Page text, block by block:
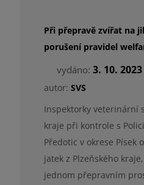
Při přepravě zvířat na
porušení pravidel
vydáno: 3. 10. 2023
autor: SVS
Inspektorky veterinární
kraje při kontrole s
Předotic v okrese Písek
jatek z Plzeňského
jednom přepravním